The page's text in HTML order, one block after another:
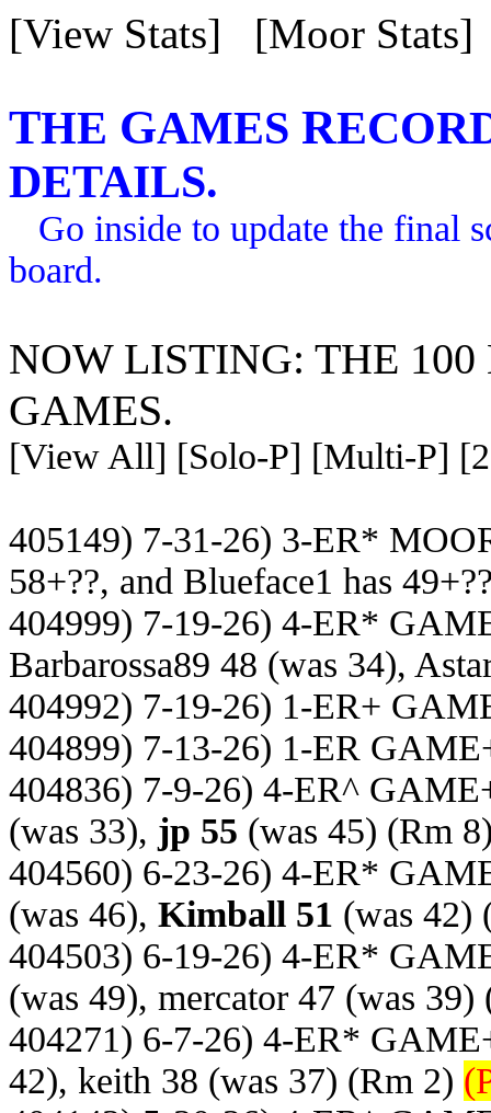
[View Stats] [Moor Stats]
THE GAMES R
DETAILS.
Go inside to update the final
board.
NOW LISTING: THE 100
GAMES.
[View All] [Solo-P] [Multi-P]
405149) 7-31-26) 3-ER*
58+??, and Blueface1 has
404999) 7-19-26) 4-ER*
Barbarossa89 48 (was 34),
404992) 7-19-26) 1-ER+
404899) 7-13-26) 1-ER
404836) 7-9-26) 4-ER^
(was 33), jp 55 (was 45) (Rm
404560) 6-23-26) 4-ER*
(was 46), Kimball 51 (was 42)
404503) 6-19-26) 4-ER*
(was 49), mercator 47 (was 39)
404271) 6-7-26) 4-ER*
42), keith 38 (was 37) (Rm 2)